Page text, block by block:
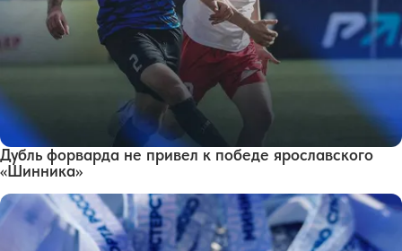
Дубль форварда не привел к победе ярославского
«Шинника»